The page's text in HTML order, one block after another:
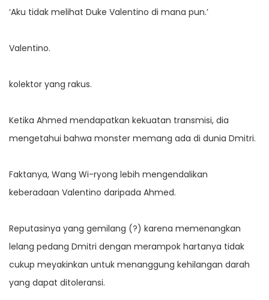
‘Aku tidak melihat Duke Valentino di mana pun.’
Valentino.
kolektor yang rakus.
Ketika Ahmed mendapatkan kekuatan transmisi, dia
mengetahui bahwa monster memang ada di dunia Dmitri.
Faktanya, Wang Wi-ryong lebih mengendalikan
keberadaan Valentino daripada Ahmed.
Reputasinya yang gemilang (?) karena memenangkan
lelang pedang Dmitri dengan merampok hartanya tidak
cukup meyakinkan untuk menanggung kehilangan darah
yang dapat ditoleransi.